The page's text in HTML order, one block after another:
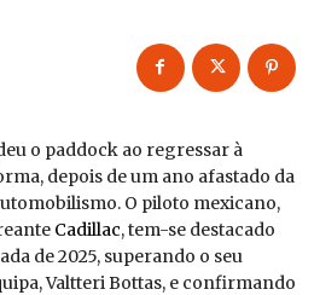
o paddock ao regressar à
depois de um ano afastado da
O piloto mexicano,
Cadillac, tem-se destacado
de 2025, superando o seu
Valtteri Bottas, e confirmando